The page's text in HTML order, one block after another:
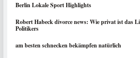
Berlin Lokale Sport Highlights
Robert Habeck divorce news: Wie privat ist das
Politikers
am besten schnecken bekämpfen natürlich